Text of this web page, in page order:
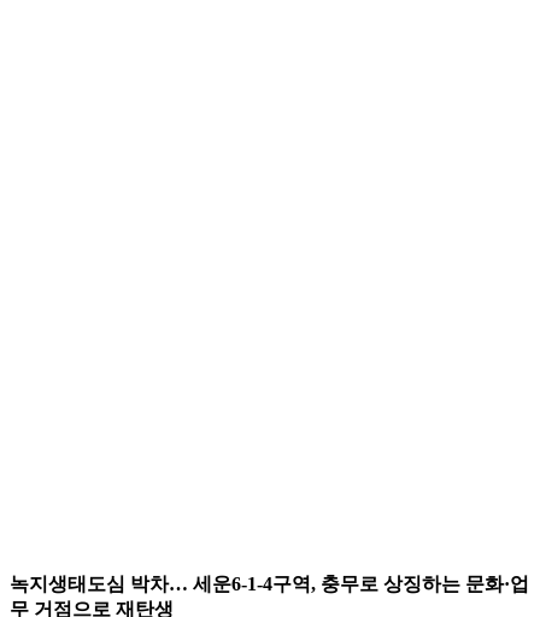
녹지생태도심 박차… 세운6-1-4구역, 충무로 상징하는 문화·업
무 거점으로 재탄생